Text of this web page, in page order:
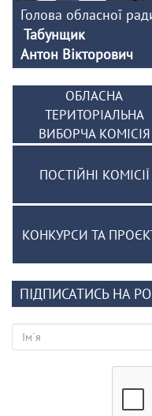
Голова обласної
Табунщик
Антон Вікторович
ОБЛАСНА
ТЕРИТОРІАЛЬНА
ВИБОРЧА КОМІСІЯ
ПОСТІЙНІ КОМІСІЇ
КОНКУРСИ ТА
ПІДПИСАТИСЬ НА